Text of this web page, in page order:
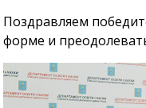
Поздравляем
форме и